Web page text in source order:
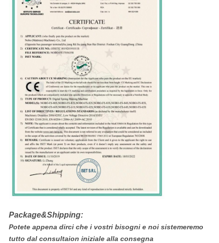
Package&Shipping:
Potete appena dirci che i vostri bisogni e noi sistemeremo
tutto dal consultaion iniziale alla consegna